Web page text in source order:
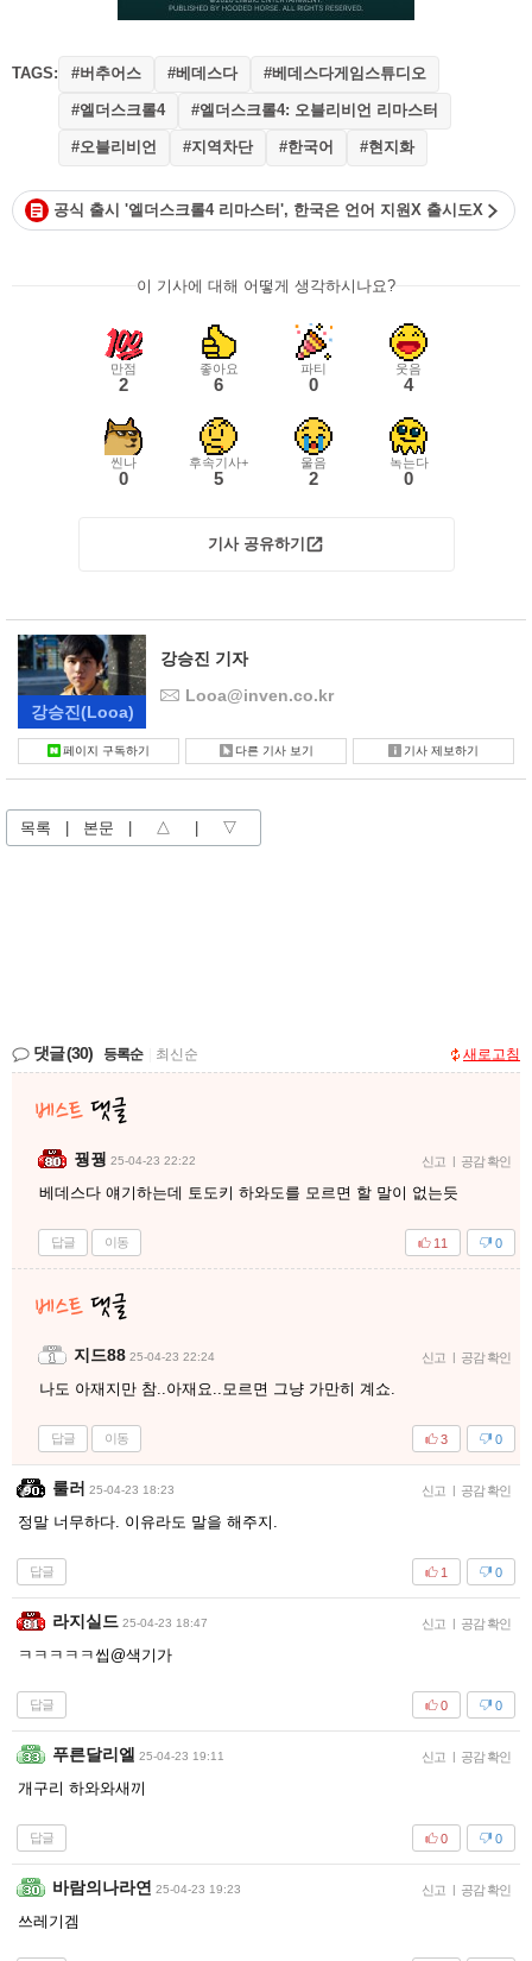
TAGS: #버추어스 #베데스다 #베데스다게임스튜디오
#엘더스크롤4 #엘더스크롤4: 오블리비언 리마스터
#오블리비언 #지역차단 #한국어 #현지화
공식 출시 '엘더스크롤4 리마스터', 한국은 언어 지원X 출시도X
이 기사에 대해 어떻게 생각하시나요?
만점
2
좋아요
6
파티
0
웃음
4
씬나
0
후속기사+
5
울음
2
녹는다
0
기사 공유하기
강승진 (Looa)
강승진 기자
Looa@inven.co.kr
페이지 구독하기 다른 기사 보기 기사 제보하기
목록 본문 △ ▽
댓글(30) 등록순 최신순 새로고침
꿩꿩 25-04-23 22:22 신고 | 공감 확인
베데스다 얘기하는데 토도키 하와도를 모르면 할 말이 없는듯
답글 이동 0
11
지드88 25-04-23 22:24 신고 | 공감 확인
나도 아재지만 참..아재요..모르면 그냥 가만히 계쇼.
답글 이동 0
3
룰러 25-04-23 18:23 신고 | 공감 확인
정말 너무하다. 이유라도 말을 해주지.
답글 0
1
라지실드 25-04-23 18:47 신고 | 공감 확인
ㅋㅋㅋㅋㅋ씹@색기가
답글 0
0
푸른달리엘 25-04-23 19:11 신고 | 공감 확인
개구리 하와와새끼
답글 0
0
바람의나라연 25-04-23 19:23 신고 | 공감 확인
쓰레기겜